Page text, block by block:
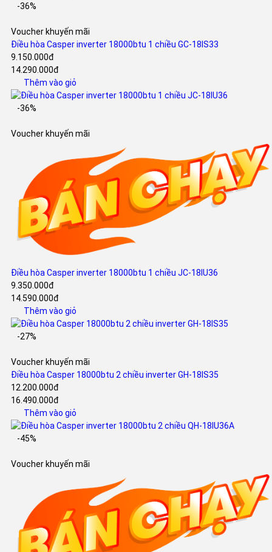
-36%
Voucher khuyến mãi
Điều hòa Casper inverter 18000btu 1 chiều GC-18IS33
9.150.000đ
14.290.000đ
Thêm vào giỏ
-36%
Voucher khuyến mãi
Điều hòa Casper inverter 18000btu 1 chiều JC-18IU36
9.350.000đ
14.590.000đ
Thêm vào giỏ
-27%
Voucher khuyến mãi
Điều hòa Casper 18000btu 2 chiều inverter GH-18IS35
12.200.000đ
16.490.000đ
Thêm vào giỏ
-45%
Voucher khuyến mãi